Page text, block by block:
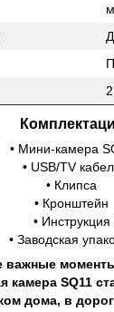
• Мини-камера
• USB/TV
• Клипса
• Кронштейн
• Инструкция
• Заводская
важные
камера SQ11
дома, в